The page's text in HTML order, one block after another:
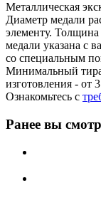
Металлическая
Диаметр медали
элементу.
медали указана с
со специальным
Минимальный
изготовления - от
Ознакомьтесь с
Ранее вы